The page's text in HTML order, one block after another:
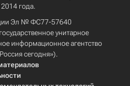
года.
Эл № ФС77-57640
унитарное
информационное агентство
сегодня»).